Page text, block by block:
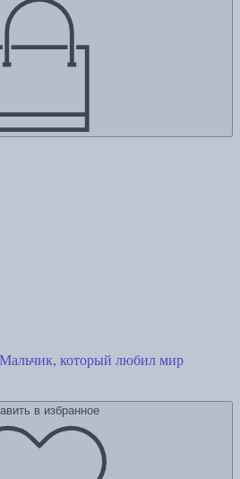
Мальчик, который любил мир
в избранное